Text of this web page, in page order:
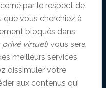
par le respect de
vous cherchiez à
bloqués dans
privé virtuel) vous sera
meilleurs services
dissimuler votre
aux contenus qui